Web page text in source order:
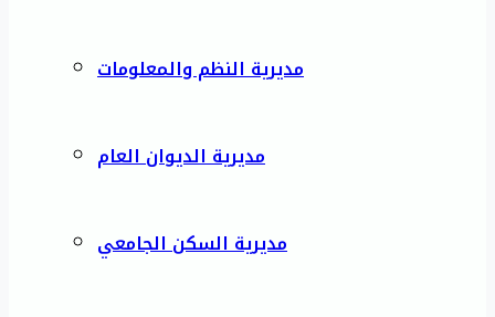
مديرية النظم والمعلومات
مديرية الديوان العام
مديرية السكن الجامعي